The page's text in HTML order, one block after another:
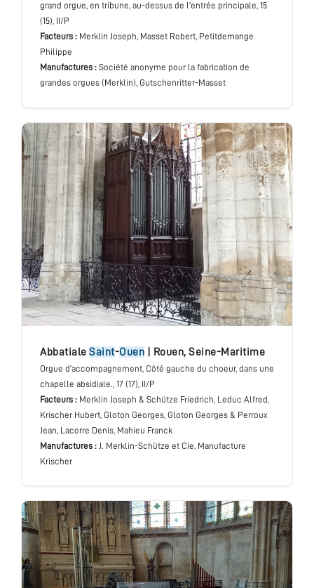
grand orgue, en tribune, au-dessus de l'entrée principale, 15
(15), II/P
Facteurs : Merklin Joseph, Masset Robert, Petitdemange
Philippe
Manufactures : Société anonyme pour la fabrication de
grandes orgues (Merklin), Gutschenritter-Masset
abbatiale Saint-Ouen Rouen, Seine-Maritime
Orgue d'accompagnement, Côté gauche du choeur, dans une
chapelle absidiale., 17 (17), II/P
Facteurs : Merklin Joseph & Schütze Friedrich, Leduc Alfred,
Krischer Hubert, Gloton Georges, Gloton Georges & Perroux
Jean, Lacorre Denis, Mahieu Franck
Manufactures : J. Merklin-Schütze et Cie, Manufacture
Krischer